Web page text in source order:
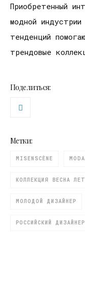
Приобретенный
модной
тенденций
трендовые
Поделиться:
Метки:
MISENSCÈNE MODA
КОЛЛЕКЦИЯ ВЕСНА
МОЛОДОЙ ДИЗАЙНЕР
РОССИЙСКИЙ ДИЗАЙНЕР